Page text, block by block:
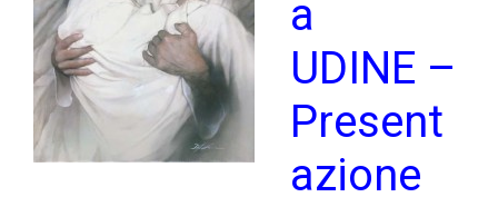
a
UDINE –
Present
azione